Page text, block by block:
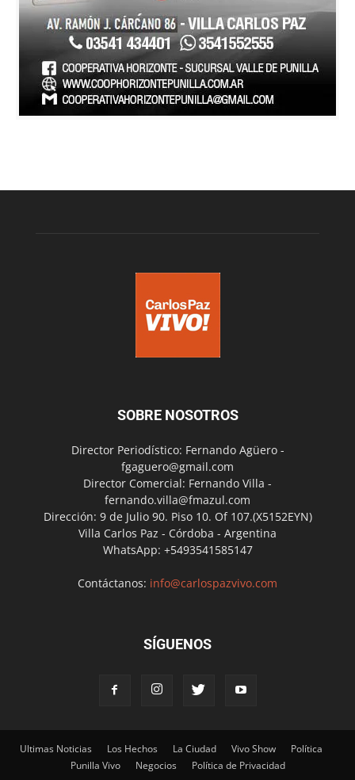
SOBRE NOSOTROS
Director Periodístico: Fernando Agüero -
fgaguero@gmail.com
Director Comercial: Fernando Villa -
fernando.villa@fmazul.com
Dirección: 9 de Julio 90. Piso 10. Of 107.(X5152EYN)
Villa Carlos Paz - Córdoba - Argentina
WhatsApp: +5493541585147
Contáctanos: info@carlospazvivo.com
SÍGUENOS
Ultimas Noticias Los Hechos La Ciudad Vivo Show
Política
Punilla Vivo
Negocios Política de Privacidad